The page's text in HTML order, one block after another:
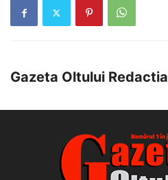
Gazeta Oltului Redactia